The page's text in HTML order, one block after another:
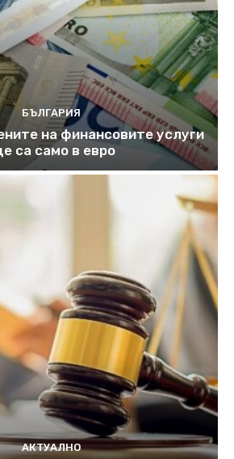
БЪЛГАРИЯ
на финансовите услуги
са само в евро
АКТУАЛНО